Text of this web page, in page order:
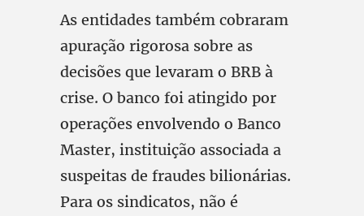
As entidades também cobraram
apuração rigorosa sobre as
decisões que levaram o BRB à
crise. O banco foi atingido por
operações envolvendo o Banco
Master, instituição associada a
suspeitas de fraudes bilionárias.
Para os sindicatos, não é